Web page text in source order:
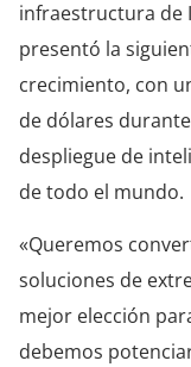
infraestructura de
presentó la
crecimiento, con
de dólares
despliegue de
de todo el mundo.
«Queremos
soluciones de
mejor elección
debemos